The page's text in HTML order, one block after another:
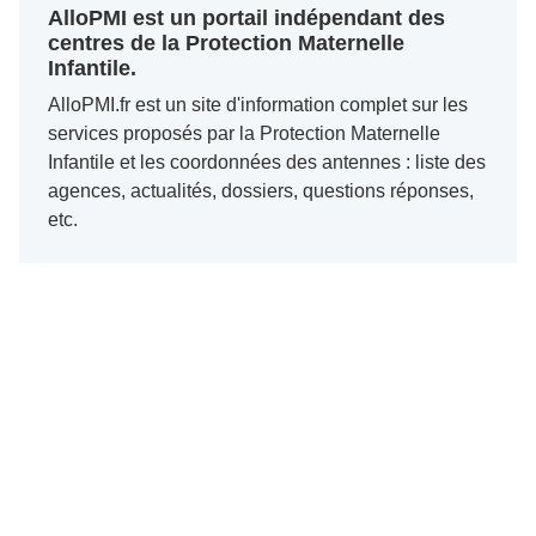
AlloPMI est un portail indépendant des
centres de la Protection Maternelle
Infantile.
AlloPMI.fr est un site d'information complet sur les
services proposés par la Protection Maternelle
Infantile et les coordonnées des antennes : liste des
agences, actualités, dossiers, questions réponses,
etc.